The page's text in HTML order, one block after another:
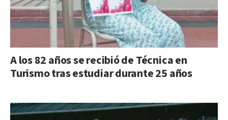
A los 82 años se recibió de Técnica en
Turismo tras estudiar durante 25 años